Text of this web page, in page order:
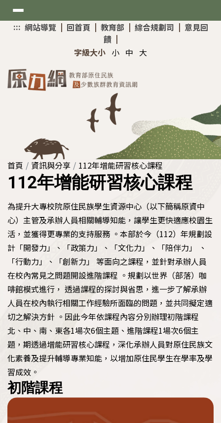
::: 上
導
覽
網站導覽 | 回首頁 | 教育部 | 綜合規劃司 | 意見回
饋 |
字級大小 小 中 大
選
單
新聞與公告
最新消息
考試與招生
大學入學升學網
技專校院招生策略委員會
國家考試
原資中心增能研習
原資中心申請專區
區域原住民族學生資源中心
原住民學生休退學輔導參考機制
資源分享
原民會重要出版品
原住民族歷史事件教學資源
助學與獎勵
Mataisah•原住民原夢計畫
教育部圓夢助學網
原民會大專校院獎助學金
原住民族專門人才獎勵金申請平臺
青年百億海外圓夢基金計畫
人才與就業
原民會人力資源網
政府機關就業資訊
民間機構就業資訊
其他資訊
政策與計畫
推動概況
法規
政策
計畫
統計資料
首頁 資訊與分享 112年增能研習核心課程
:::
112年增能研習核心課程
為提升大專校院原住民族學生資源中心（以下簡稱原資中
心）主管及承辦人員相關輔導知能，讓學生更快適應校園生
活，並獲得更專業的支持服務 。本部於今（112）年規劃設
計「開發力」、「政策力」、「文化力」、「陪伴力」 、
「行動力」、「創新力」 等面向之課程，並針對承辦人員
在校內常見之問題開設進階課程 。規劃以世界（部落）咖
啡館模式進行， 透過課程的探討與省思，進一步了解承辦
人員在校內執行相關工作經驗所面臨的問題，並共同擬定適
切之解決方針 。因此今年依課程內容分別辦理初階課程
北、中、南、東各1場次6個主題、進階課程1場次6個主
題，期透過增能研習核心課程，深化承辦人員對原住民族文
化素養及提升輔導專業知能，以增加原住民學生在學率及學
習成效。
初階課程